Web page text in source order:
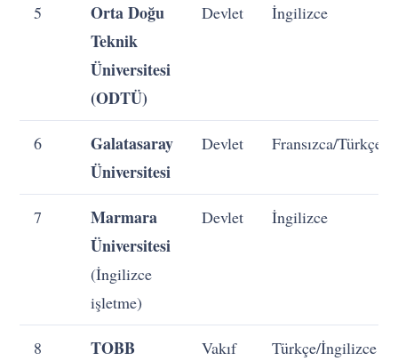
5
Orta Doğu
Teknik
Üniversitesi
(ODTÜ)
Devlet İngilizce
6
Galatasaray
Üniversitesi
Devlet Fransızca/Türkçe
7
Marmara
Üniversitesi
(İngilizce
işletme)
Devlet İngilizce
8
TOBB
Vakıf Türkçe/İngilizce